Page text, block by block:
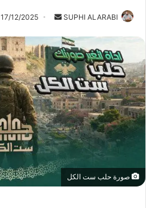
SUPHI ALARABI
أرسل
إلكترونيا
17/12/2025
صورة حلب ست الكل